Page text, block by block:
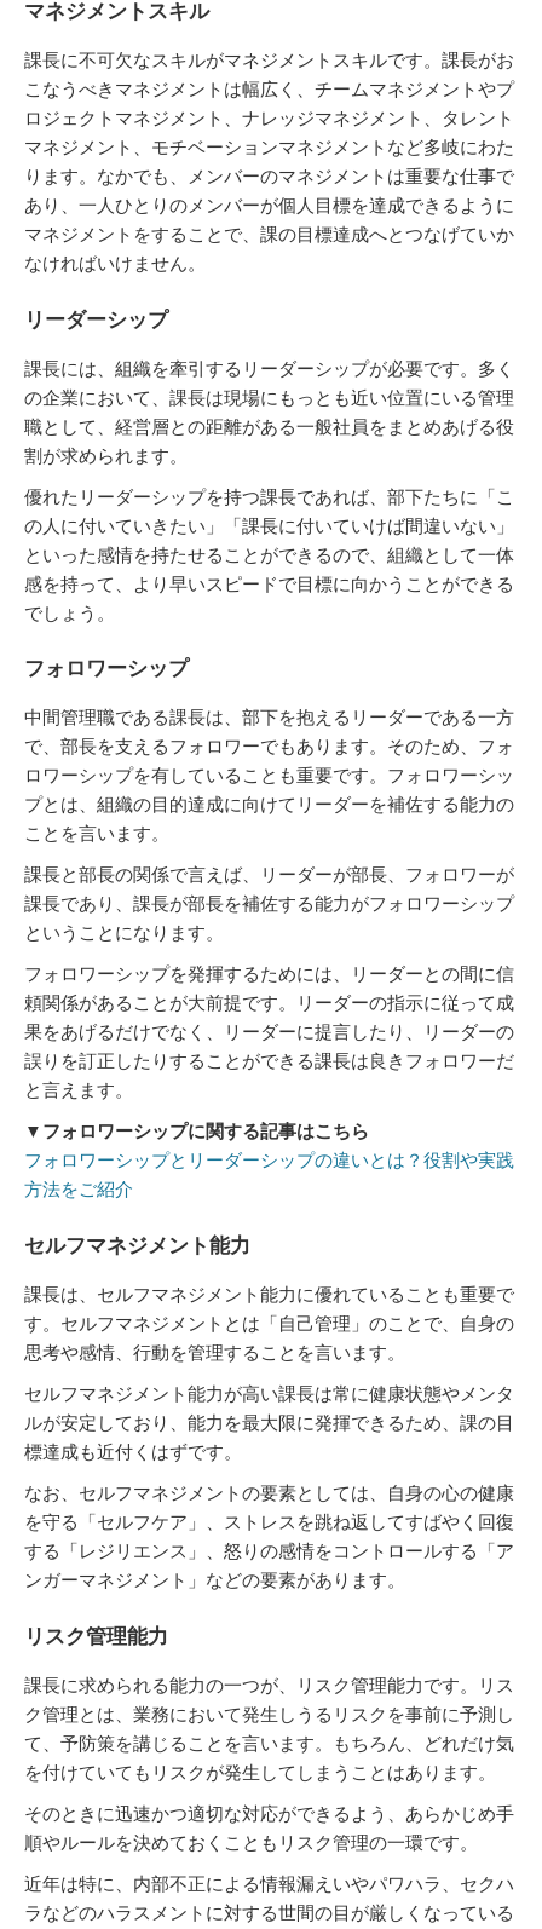
マネジメントスキル
課長に不可欠なスキルがマネジメントスキルです。課長がお
こなうべきマネジメントは幅広く、チームマネジメントやプ
ロジェクトマネジメント、ナレッジマネジメント、タレント
マネジメント、モチベーションマネジメントなど多岐にわた
ります。なかでも、メンバーのマネジメントは重要な仕事で
あり、一人ひとりのメンバーが個人目標を達成できるように
マネジメントをすることで、課の目標達成へとつなげていか
なければいけません。
リーダーシップ
課長には、組織を牽引するリーダーシップが必要です。多く
の企業において、課長は現場にもっとも近い位置にいる管理
職として、経営層との距離がある一般社員をまとめあげる役
割が求められます。
優れたリーダーシップを持つ課長であれば、部下たちに「こ
の人に付いていきたい」「課長に付いていけば間違いない」
といった感情を持たせることができるので、組織として一体
感を持って、より早いスピードで目標に向かうことができる
でしょう。
フォロワーシップ
中間管理職である課長は、部下を抱えるリーダーである一方
で、部長を支えるフォロワーでもあります。そのため、フォ
ロワーシップを有していることも重要です。フォロワーシッ
プとは、組織の目的達成に向けてリーダーを補佐する能力の
ことを言います。
課長と部長の関係で言えば、リーダーが部長、フォロワーが
課長であり、課長が部長を補佐する能力がフォロワーシップ
ということになります。
フォロワーシップを発揮するためには、リーダーとの間に信
頼関係があることが大前提です。リーダーの指示に従って成
果をあげるだけでなく、リーダーに提言したり、リーダーの
誤りを訂正したりすることができる課長は良きフォロワーだ
と言えます。
▼フォロワーシップに関する記事はこちら
フォロワーシップとリーダーシップの違いとは？役割や実践
方法をご紹介
セルフマネジメント能力
課長は、セルフマネジメント能力に優れていることも重要で
す。セルフマネジメントとは「自己管理」のことで、自身の
思考や感情、行動を管理することを言います。
セルフマネジメント能力が高い課長は常に健康状態やメンタ
ルが安定しており、能力を最大限に発揮できるため、課の目
標達成も近付くはずです。
なお、セルフマネジメントの要素としては、自身の心の健康
を守る「セルフケア」、ストレスを跳ね返してすばやく回復
する「レジリエンス」、怒りの感情をコントロールする「ア
ンガーマネジメント」などの要素があります。
リスク管理能力
課長に求められる能力の一つが、リスク管理能力です。リス
ク管理とは、業務において発生しうるリスクを事前に予測し
て、予防策を講じることを言います。もちろん、どれだけ気
を付けていてもリスクが発生してしまうことはあります。
そのときに迅速かつ適切な対応ができるよう、あらかじめ手
順やルールを決めておくこともリスク管理の一環です。
近年は特に、内部不正による情報漏えいやパワハラ、セクハ
ラなどのハラスメントに対する世間の目が厳しくなっている